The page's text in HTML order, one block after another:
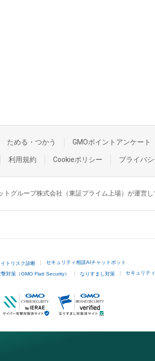
ためる・つかう GMOポイントアンケート
利用規約 Cookieポリシー プライバ
トグループ株式会社（東証プライム上場）が運営し
トリスク診断 セキュリティ相談AIチャットボット
対策（GMO Flatt Security） なりすまし対策 セキュリテ